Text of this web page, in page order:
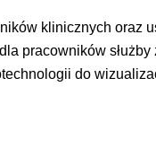
klinicznych oraz
pracowników służby
do